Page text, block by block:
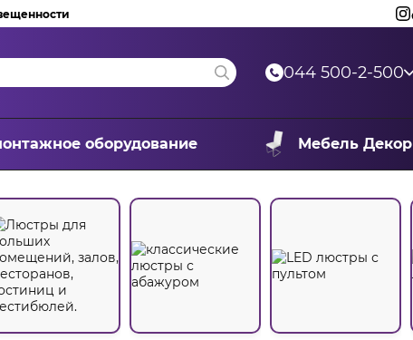
044 500-2-500
оборудование Мебель Декор